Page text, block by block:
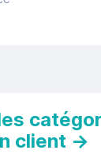
client →